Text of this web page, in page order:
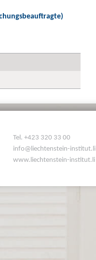
Tel. +423 320 33 00
info@liechtenstein-institut.li
www.liechtenstein-institut.li